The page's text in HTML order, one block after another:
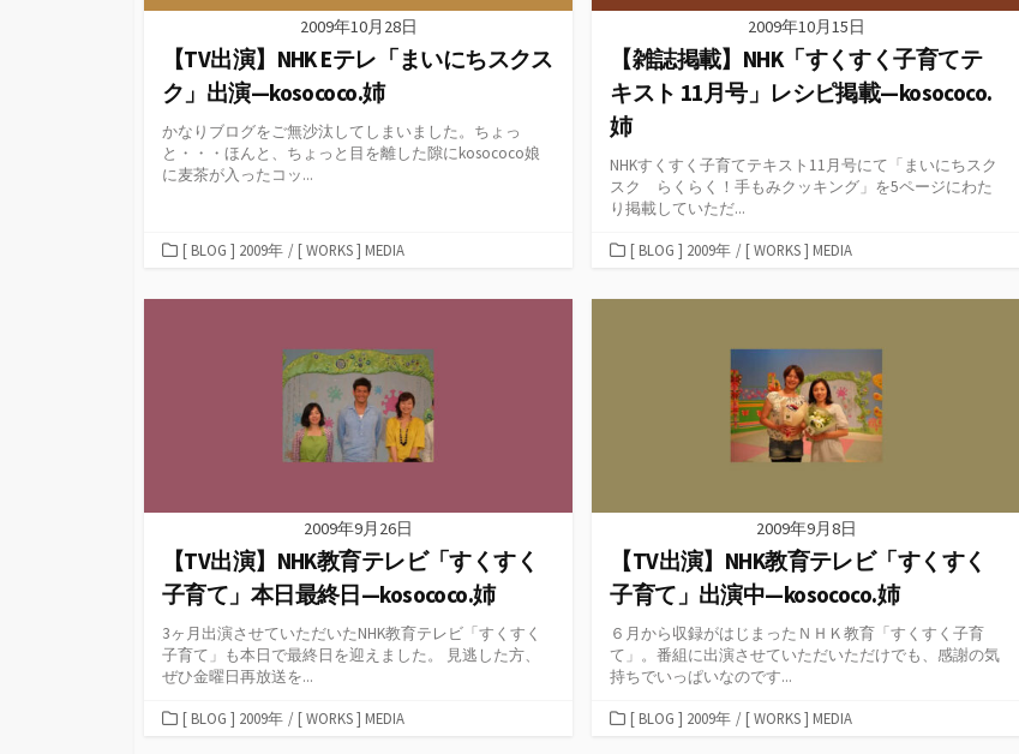
2009年10月28日
【TV出演】NHK Eテレ「まいにちスクス
ク」出演—kosococo.姉
かなりブログをご無沙汰してしまいました。ちょっ
と・・・ほんと、ちょっと目を離した隙にkosococo娘
に麦茶が入ったコッ...
カ
ゴ
[ BLOG ] 2009年 / [ WORKS ] MEDIA
2009年10月15日
【雑誌掲載】NHK「すくすく子育てテ
キスト 11月号」レシピ掲載—kosococo.
姉
NHKすくすく子育てテキスト11月号にて「まいにちスク
スク らくらく！手もみクッキング」を5ページにわた
り掲載していただ...
カ
ゴ
[ BLOG ] 2009年 / [ WORKS ] MEDIA
2009年9月26日
【TV出演】NHK教育テレビ「すくすく
子育て」本日最終日—kosococo.姉
3ヶ月出演させていただいたNHK教育テレビ「すくすく
子育て」も本日で最終日を迎えました。 見逃した方、
ぜひ金曜日再放送を...
カ[ BLOG ] 2009年 / [ WORKS ] MEDIA
2009年9月8日
【TV出演】NHK教育テレビ「すくすく
子育て」出演中—kosococo.姉
６月から収録がはじまったＮＨＫ教育「すくすく子育
て」。番組に出演させていただいただけでも、感謝の気
持ちでいっぱいなのです...
カ[ BLOG ] 2009年 / [ WORKS ] MEDIA